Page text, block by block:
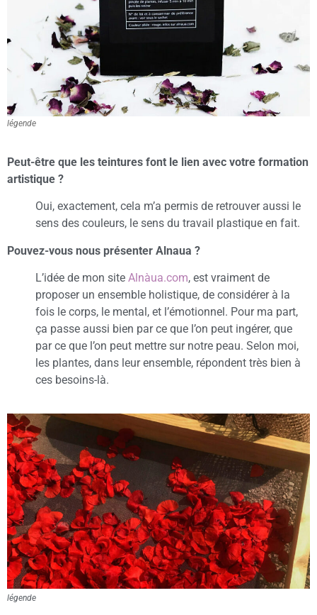
légende
Peut-être que les teintures font le lien avec votre formation
artistique ?
Oui, exactement, cela m’a permis de retrouver aussi le
sens des couleurs, le sens du travail plastique en fait.
Pouvez-vous nous présenter Alnaua ?
L’idée de mon site Alnàua.com, est vraiment de
proposer un ensemble holistique, de considérer à la
fois le corps, le mental, et l’émotionnel. Pour ma part,
ça passe aussi bien par ce que l’on peut ingérer, que
par ce que l’on peut mettre sur notre peau. Selon moi,
les plantes, dans leur ensemble, répondent très bien à
ces besoins-là.
légende